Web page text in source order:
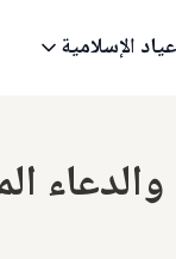
الإسلامية